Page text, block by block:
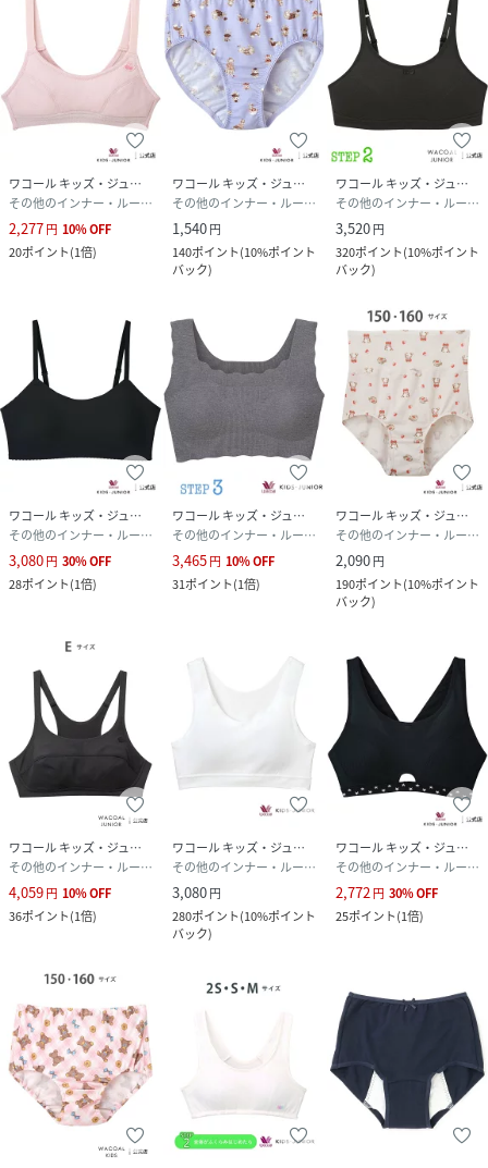
※お洗濯は、必ず「取扱い表示」にしたがってください。
性別タイプ キッズ
素材
再生繊維
(セルロース)95%,ポリウレタン5%
2S、S、M
洗濯機可
※お洗濯は、必ず「取り扱い表示」にしたがっ
てください
品番
HR9656_CFX280
CFX280-2500-001-106 HR9656)
ワコール キッズ・ジュニア
その他のインナー・ルームウェア
2,277円 10%OFF
20ポイント(1倍)
ワコール キッズ・ジュニア
その他のインナー・ルームウェア
1,540円
140ポイント(10%ポイント
バック)
ワコール キッズ・ジュニア
その他のインナー・ルームウェア
3,520円
320ポイント(10%ポイント
バック)
ワコール キッズ・ジュニア
その他のインナー・ルームウェア
3,080円 30%OFF
28ポイント(1倍)
ワコール キッズ・ジュニア
その他のインナー・ルームウェア
3,465円 10%OFF
31ポイント(1倍)
ワコール キッズ・ジュニア
その他のインナー・ルームウェア
2,090円
190ポイント(10%ポイント
バック)
ワコール キッズ・ジュニア
その他のインナー・ルームウェア
4,059円 10%OFF
36ポイント(1倍)
ワコール キッズ・ジュニア
その他のインナー・ルームウェア
3,080円
280ポイント(10%ポイント
バック)
ワコール キッズ・ジュニア
その他のインナー・ルームウェア
2,772 円 30%OFF
25ポイント(1倍)